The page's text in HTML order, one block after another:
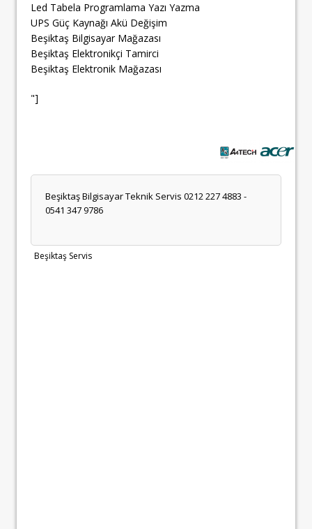
Led Tabela Programlama Yazı Yazma
UPS Güç Kaynağı Akü Değişim
Beşiktaş Bilgisayar Mağazası
Beşiktaş Elektronikçi Tamirci
Beşiktaş Elektronik Mağazası
"]
Beşiktaş Bilgisayar Teknik Servis 0212 227 4883 -
0541 347 9786
Beşiktaş Servis